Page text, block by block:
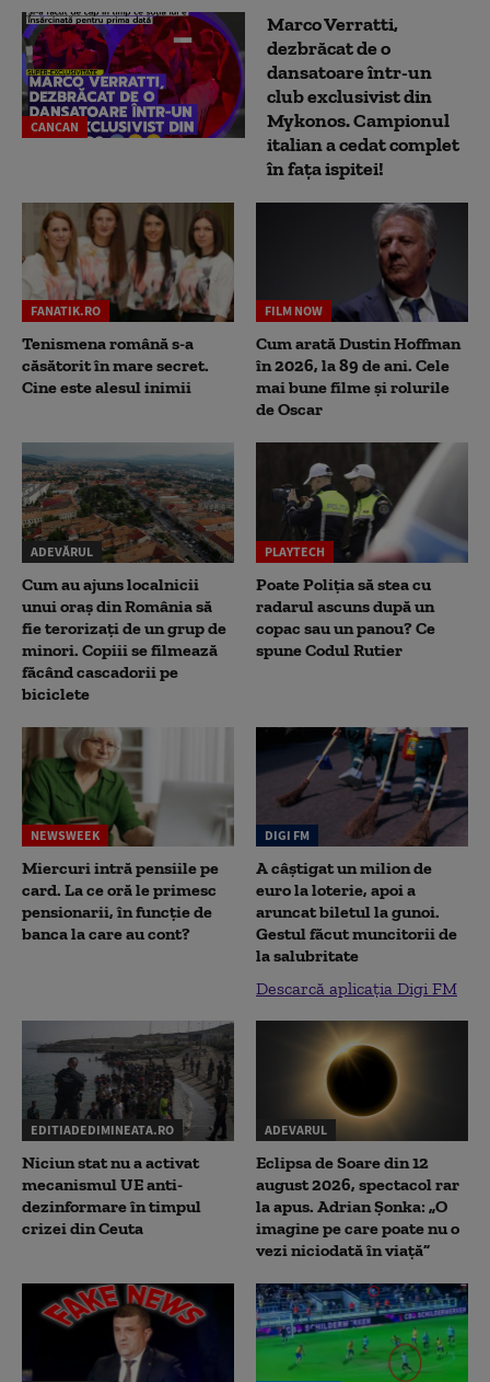
CANCAN
Marco Verratti,
dezbrăcat de o
dansatoare într-un
club exclusivist din
Mykonos. Campionul
italian a cedat complet
în fața ispitei!
FANATIK.RO
Tenismena română s-a
căsătorit în mare secret.
Cine este alesul inimii
FILM NOW
Cum arată Dustin Hoffman
în 2026, la 89 de ani. Cele
mai bune filme și rolurile
de Oscar
ADEVĂRUL
Cum au ajuns localnicii
unui oraș din România să
fie terorizați de un grup de
minori. Copiii se filmează
făcând cascadorii pe
biciclete
PLAYTECH
Poate Poliția să stea cu
radarul ascuns după un
copac sau un panou? Ce
spune Codul Rutier
NEWSWEEK
Miercuri intră pensiile pe
card. La ce oră le primesc
pensionarii, în funcție de
banca la care au cont?
DIGI FM
A câștigat un milion de
euro la loterie, apoi a
aruncat biletul la gunoi.
Gestul făcut muncitorii de
la salubritate
Descarcă aplicația Digi FM
EDITIADEDIMINEATA.RO
Niciun stat nu a activat
mecanismul UE anti-
dezinformare în timpul
crizei din Ceuta
ADEVARUL
Eclipsa de Soare din 12
august 2026, spectacol rar
la apus. Adrian Șonka: „O
imagine pe care poate nu o
vezi niciodată în viață”